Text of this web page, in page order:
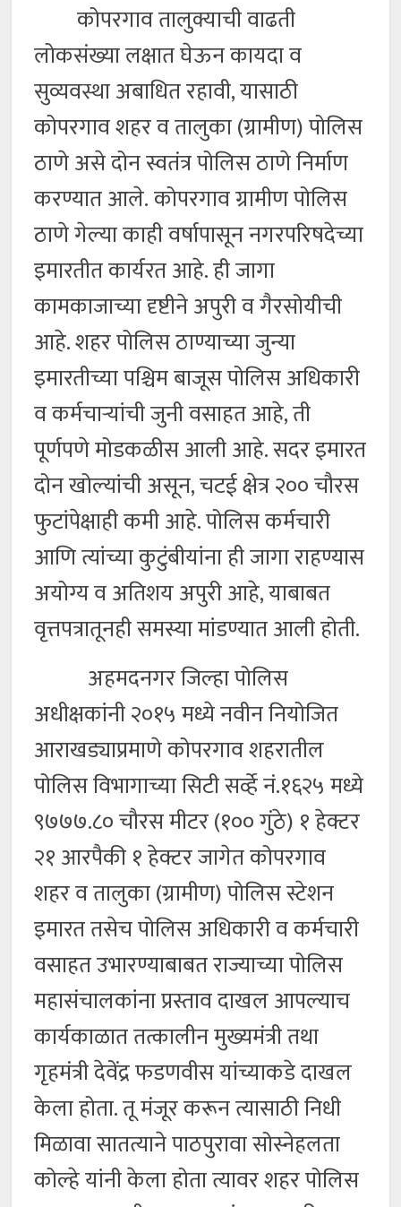
कोपरगाव तालुक्याची वाढती
लोकसंख्या लक्षात घेऊन कायदा व
सुव्यवस्था अबाधित रहावी, यासाठी
कोपरगाव शहर व तालुका (ग्रामीण) पोलिस
ठाणे असे दोन स्वतंत्र पोलिस ठाणे निर्माण
करण्यात आले. कोपरगाव ग्रामीण पोलिस
ठाणे गेल्या काही वर्षापासून नगरपरिषदेच्या
इमारतीत कार्यरत आहे. ही जागा
कामकाजाच्या दृष्टीने अपुरी व गैरसोयीची
आहे. शहर पोलिस ठाण्याच्या जुन्या
इमारतीच्या पश्चिम बाजूस पोलिस अधिकारी
व कर्मचाऱ्यांची जुनी वसाहत आहे, ती
पूर्णपणे मोडकळीस आली आहे. सदर इमारत
दोन खोल्यांची असून, चटई क्षेत्र २०० चौरस
फुटांपेक्षाही कमी आहे. पोलिस कर्मचारी
आणि त्यांच्या कुटुंबीयांना ही जागा राहण्यास
अयोग्य व अतिशय अपुरी आहे, याबाबत
वृत्तपत्रातूनही समस्या मांडण्यात आली होती.
अहमदनगर जिल्हा पोलिस
अधीक्षकांनी २०१५ मध्ये नवीन नियोजित
आराखड्याप्रमाणे कोपरगाव शहरातील
पोलिस विभागाच्या सिटी सर्व्हे नं.१६२५ मध्ये
९७७७.८० चौरस मीटर (१०० गुंठे) १ हेक्टर
२१ आरपैकी १ हेक्टर जागेत कोपरगाव
शहर व तालुका (ग्रामीण) पोलिस स्टेशन
इमारत तसेच पोलिस अधिकारी व कर्मचारी
वसाहत उभारण्याबाबत राज्याच्या पोलिस
महासंचालकांना प्रस्ताव दाखल आपल्याच
कार्यकाळात तत्कालीन मुख्यमंत्री तथा
गृहमंत्री देवेंद्र फडणवीस यांच्याकडे दाखल
केला होता. तू मंजूर करून त्यासाठी निधी
मिळावा सातत्याने पाठपुरावा सोस्नेहलता
कोल्हे यांनी केला होता त्यावर शहर पोलिस